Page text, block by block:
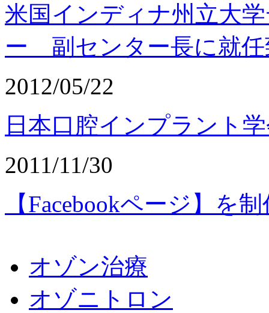
米国インディナ州立大
ー 副センター長に就任
2012/05/22
日本口腔インプラント
2011/11/30
【Facebookページ】を
オゾン治療
オゾニトロン